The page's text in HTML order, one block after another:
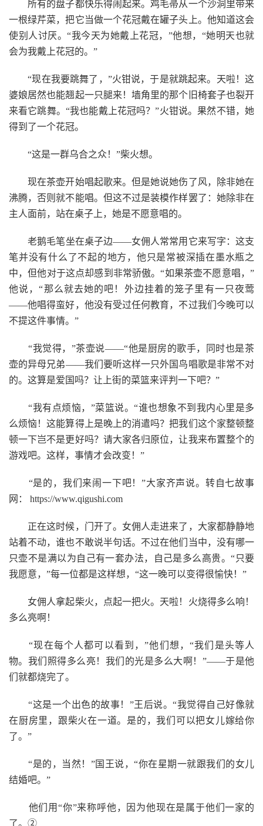
所有的盘子都快乐得闹起来。鸡毛帚从一个沙洞里带来
一根绿芹菜，把它当做一个花冠戴在罐子头上。他知道这会
使别人讨厌。“我今天为她戴上花冠，”他想，“她明天也就
会为我戴上花冠的。”
“现在我要跳舞了，”火钳说，于是就跳起来。天啦！这
婆娘居然也能翘起一只腿来！墙角里的那个旧椅套子也裂开
来看它跳舞。“我也能戴上花冠吗？”火钳说。果然不错，她
得到了一个花冠。
“这是一群乌合之众！”柴火想。
现在茶壶开始唱起歌来。但是她说她伤了风，除非她在
沸腾，否则就不能唱。但这不过是装模作样罢了：她除非在
主人面前，站在桌子上，她是不愿意唱的。
老鹅毛笔坐在桌子边——女佣人常常用它来写字：这支
笔并没有什么了不起的地方，他只是常被深插在墨水瓶之
中，但他对于这点却感到非常骄傲。“如果茶壶不愿意唱，”
他说，“那么就去她的吧！外边挂着的笼子里有一只夜莺
——他唱得蛮好，他没有受过任何教育，不过我们今晚可以
不提这件事情。”
“我觉得，”茶壶说——“他是厨房的歌手，同时也是茶
壶的异母兄弟——我们要听这样一只外国鸟唱歌是非常不对
的。这算是爱国吗？让上街的菜篮来评判一下吧？”
“我有点烦恼，”菜篮说。“谁也想象不到我内心里是多
么烦恼！这能算得上是晚上的消遣吗？把我们这个家整顿整
顿一下岂不是更好吗？请大家各归原位，让我来布置整个的
游戏吧。这样，事情才会改变！”
“是的，我们来闹一下吧！”大家齐声说。转自七故事
网： https://www.qigushi.com
正在这时候，门开了。女佣人走进来了，大家都静静地
站着不动，谁也不敢说半句话。不过在他们当中，没有哪一
只壶不是满以为自己有一套办法，自己是多么高贵。“只要
我愿意，”每一位都是这样想，“这一晚可以变得很愉快！”
女佣人拿起柴火，点起一把火。天啦！火烧得多么响！
多么亮啊！
“现在每个人都可以看到，”他们想，“我们是头等人
物。我们照得多么亮！我们的光是多么大啊！”——于是他
们就都烧完了。
“这是一个出色的故事！”王后说。“我觉得自己好像就
在厨房里，跟柴火在一道。是的，我们可以把女儿嫁给你
了。”
“是的，当然！”国王说，“你在星期一就跟我们的女儿
结婚吧。”
他们用“你”来称呼他，因为他现在是属于他们一家的
了。②